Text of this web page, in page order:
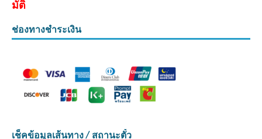
มัติ
ช่องทางชำระเงิน
เช็คข้อมูลเส้นทาง / สถานะตั๋ว